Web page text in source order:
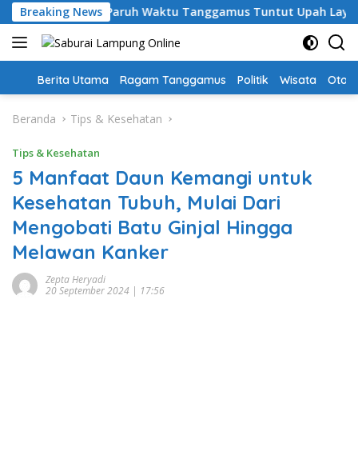
Langsung
ke
konten
Breaking News
Guru PPPK Paruh Waktu Tanggamus Tuntut Upah Layak
Home
Berita Utama Ragam Tanggamus Politik Wisata Oto
Beranda Tips & Kesehatan
Tips & Kesehatan
5 Manfaat Daun Kemangi untuk
Kesehatan Tubuh, Mulai Dari
Mengobati Batu Ginjal Hingga
Melawan Kanker
Zepta Heryadi
20 September 2024 | 17:56